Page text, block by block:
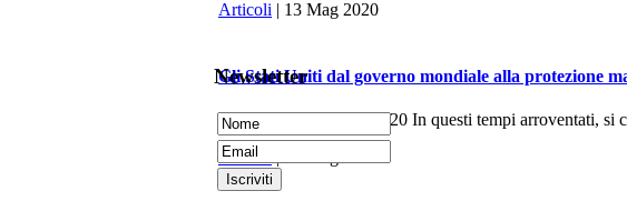
Articoli | 13 Mag 2020
Gli Stati Uniti dal governo mondiale alla protezione
La Fionda, 7 Maggio 2020 In questi tempi arroventati, si
Articoli
Newsletter